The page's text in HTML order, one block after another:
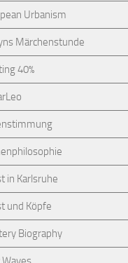
Urbanism
Märchenstunde
40%
in Karlsruhe
und Köpfe
Biography